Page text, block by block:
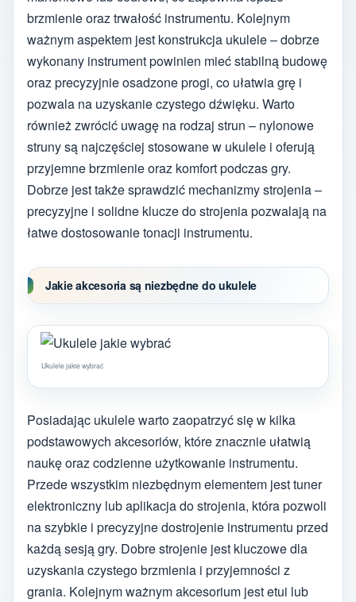
brzmienie oraz trwałość instrumentu. Kolejnym
ważnym aspektem jest konstrukcja ukulele – dobrze
wykonany instrument powinien mieć stabilną budowę
oraz precyzyjnie osadzone progi, co ułatwia grę i
pozwala na uzyskanie czystego dźwięku. Warto
również zwrócić uwagę na rodzaj strun – nylonowe
struny są najczęściej stosowane w ukulele i oferują
przyjemne brzmienie oraz komfort podczas gry.
Dobrze jest także sprawdzić mechanizmy strojenia –
precyzyjne i solidne klucze do strojenia pozwalają na
łatwe dostosowanie tonacji instrumentu.
Jakie akcesoria są niezbędne do ukulele
Ukulele jakie wybrać
Posiadając ukulele warto zaopatrzyć się w kilka
podstawowych akcesoriów, które znacznie ułatwią
naukę oraz codzienne użytkowanie instrumentu.
Przede wszystkim niezbędnym elementem jest tuner
elektroniczny lub aplikacja do strojenia, która pozwoli
na szybkie i precyzyjne dostrojenie instrumentu przed
każdą sesją gry. Dobre strojenie jest kluczowe dla
uzyskania czystego brzmienia i przyjemności z
grania. Kolejnym ważnym akcesorium jest etui lub